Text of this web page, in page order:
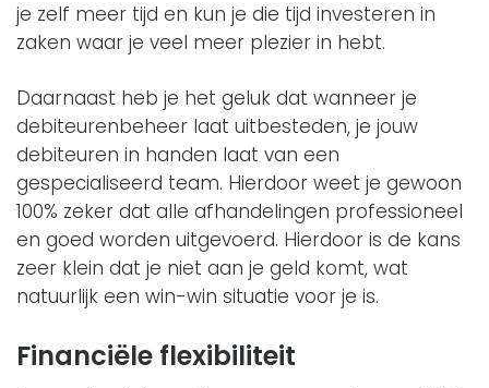
je zelf meer tijd en kun je die tijd investeren in
zaken waar je veel meer plezier in hebt.
Daarnaast heb je het geluk dat wanneer je
debiteurenbeheer laat uitbesteden, je jouw
debiteuren in handen laat van een
gespecialiseerd team. Hierdoor weet je gewoon
100% zeker dat alle afhandelingen professioneel
en goed worden uitgevoerd. Hierdoor is de kans
zeer klein dat je niet aan je geld komt, wat
natuurlijk een win-win situatie voor je is.
Financiële flexibiliteit